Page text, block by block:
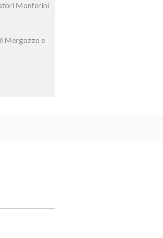
Monferini
Mergozzo e